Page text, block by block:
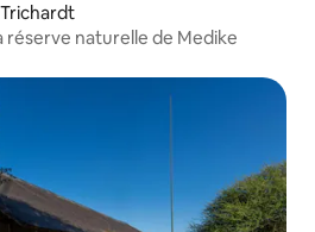
réserve naturelle de Medike